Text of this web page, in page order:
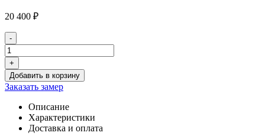
20 400 ₽
-
Количество
товара
Детская
2-
х
ярусная
кровать
+
Добавить в корзину
Заказать замер
Описание
Характеристики
Доставка и оплата